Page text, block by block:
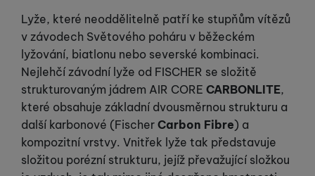
Lyže, které neoddělitelně patří ke stupňům vítězů
v závodech Světového poháru v běžeckém
lyžování, biatlonu nebo severské kombinaci.
Nejlehčí závodní lyže od FISCHER se složitě
strukturovaným jádrem AIR CORE CARBONLITE,
které obsahuje základní dvousměrnou strukturu a
další karbonové (Fischer Carbon Fibre) a
kompozitní vrstvy. Vnitřek lyže tak představuje
složitou porézní strukturu, jejíž převažující složkou